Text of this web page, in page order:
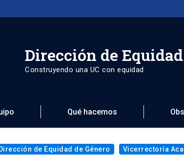
Dirección de
Construyendo una UC con equidad
Qué hacemos
Dirección de Equidad de Género Vicerrectoría